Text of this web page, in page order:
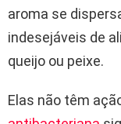
aroma se
indesejáveis de
queijo ou peixe.
Elas não têm